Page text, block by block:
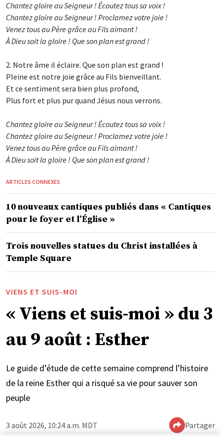
Chantez gloire au Seigneur ! Écoutez tous sa voix !
Chantez gloire au Seigneur ! Proclamez votre joie !
Venez tous au Père grâce au Fils aimant !
À Dieu soit la gloire ! Que son plan est grand !
2. Notre âme il éclaire. Que son plan est grand !
Pleine est notre joie grâce au Fils bienveillant.
Et ce sentiment sera bien plus profond,
Plus fort et plus pur quand Jésus nous verrons.
Chantez gloire au Seigneur ! Écoutez tous sa voix !
Chantez gloire au Seigneur ! Proclamez votre joie !
Venez tous au Père grâce au Fils aimant !
À Dieu soit la gloire ! Que son plan est grand !
ARTICLES CONNEXES
10 nouveaux cantiques publiés dans « Cantiques
pour le foyer et l’Église »
Trois nouvelles statues du Christ installées à
Temple Square
VIENS ET SUIS-MOI
« Viens et suis-moi » du 3
au 9 août : Esther
Le guide d’étude de cette semaine comprend l’histoire
de la reine Esther qui a risqué sa vie pour sauver son
peuple
3 août 2026, 10:24 a.m. MDT Partager